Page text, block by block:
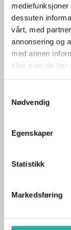
dessuten
vårt, med
annonsering og
med annen
eller som de har
Nødvendig
Egenskaper
Statistikk
Markedsføring
innføres,
måte for å
for
Noen av
suksessfull
ansatte først
må ha et
utføre
Case: